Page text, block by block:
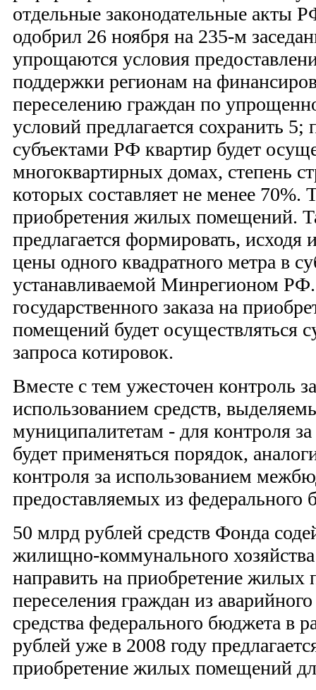
отдельные законодательные акты
одобрил 26 ноября на 235-м
упрощаются условия
поддержки регионам на
переселению граждан по
условий предлагается сохранить 5;
субъектами РФ квартир будет
многоквартирных домах, степень
которых составляет не менее 70%.
приобретения жилых помещений.
предлагается формировать, исходя
цены одного квадратного метра в
устанавливаемой Минрегионом
государственного заказа на
помещений будет осуществляться
запроса котировок.
Вместе с тем ужесточен контроль
использованием средств,
муниципалитетам - для контроля
будет применяться порядок,
контроля за использованием
предоставляемых из федерального
50 млрд рублей средств Фонда
жилищно-коммунального хозяйства
направить на приобретение
переселения граждан из
средства федерального бюджета в
рублей уже в 2008 году
приобретение жилых помещений